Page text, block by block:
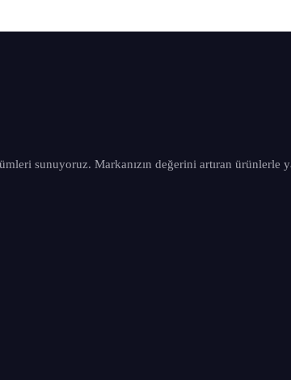
sunuyoruz. Markanızın değerini artıran ürünlerle